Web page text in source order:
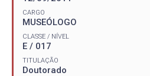
CARGO
MUSEÓLOGO
CLASSE / NÍVEL
E / 017
TITULAÇÃO
Doutorado